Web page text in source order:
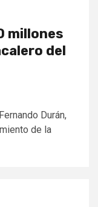
millones
del
Durán,
de la